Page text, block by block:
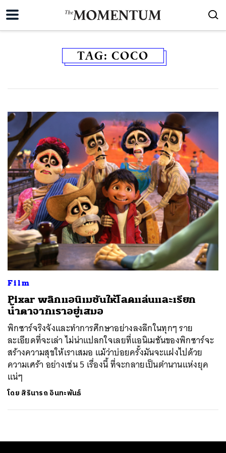
TAG: COCO
Film
Pixar พลิกแอนิเมชันให้โลดแล่นและเรียก
น้ำตาจากเราอยู่เสมอ
พิกซาร์จริงจังและทำการศึกษาอย่างลงลึกในทุกๆ ราย
ละเอียดที่จะเล่า ไม่น่าแปลกใจเลยที่แอนิเมชันของพิกซาร์จะ
สร้างความสุขให้เราเสมอ แม้ว่าบ่อยครั้งมันจะแฝงไปด้วย
ความเศร้า อย่างเช่น 5 เรื่องนี้ ที่จะกลายเป็นตำนานแห่งยุค
แน่ๆ
โดย สิรินารถ อินทะพันธ์
ค้นหา
SHARE TWEET LINE EMAIL